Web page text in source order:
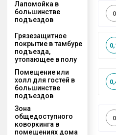
Лапомойка в
большинстве
подъездов
0
Грязезащитное
покрытие в тамбуре
подъезда,
утопающее в полу
Помещение или
холл для гостей в
большинстве
подъездов
Зона
общедоступного
коворкинга в
помещениях дома
0